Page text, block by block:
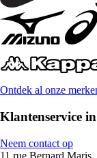
Ontdek al onze
Klantenservice
Neem contact op
11 rue Bernard Maris